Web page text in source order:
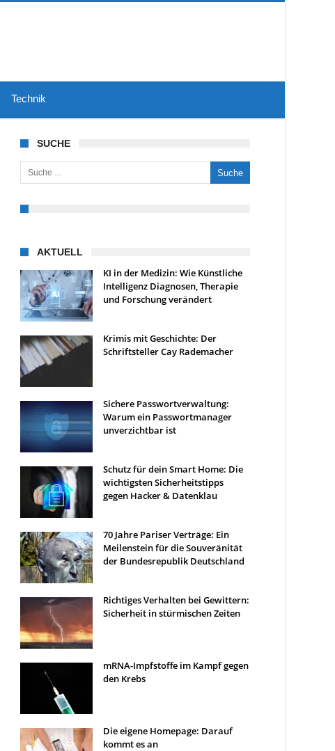
Technik
SUCHE
Suche nach:
AKTUELL
KI in der Medizin: Wie Künstliche
Intelligenz Diagnosen, Therapie
und Forschung verändert
Krimis mit Geschichte: Der
Schriftsteller Cay Rademacher
Sichere Passwortverwaltung:
Warum ein Passwortmanager
unverzichtbar ist
Schutz für dein Smart Home: Die
wichtigsten Sicherheitstipps
gegen Hacker & Datenklau
70 Jahre Pariser Verträge: Ein
Meilenstein für die Souveränität
der Bundesrepublik Deutschland
Richtiges Verhalten bei Gewittern:
Sicherheit in stürmischen Zeiten
mRNA-Impfstoffe im Kampf gegen
den Krebs
Die eigene Homepage: Darauf
kommt es an